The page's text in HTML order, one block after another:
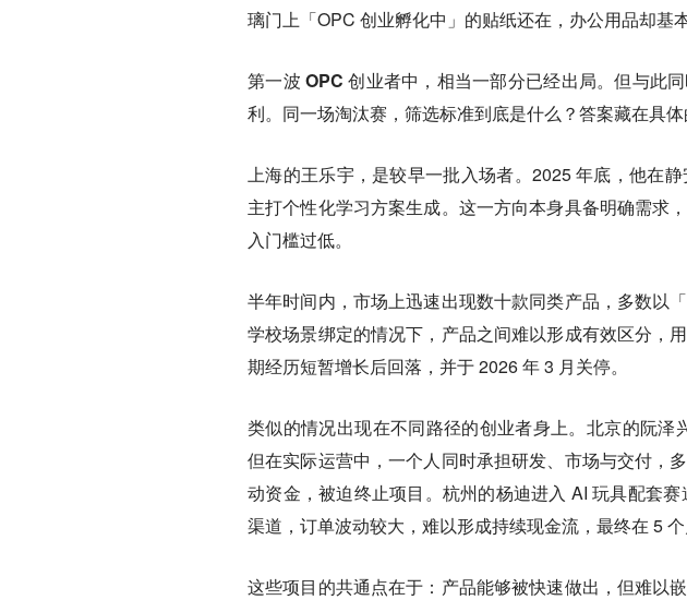
璃门上「OPC 创业孵化中」的贴纸还在，办公用品却基本
第一波 OPC 创业者中，相当一部分已经出局。但与此
利。同一场淘汰赛，筛选标准到底是什么？答案藏在具体
上海的王乐宇，是较早一批入场者。2025 年底，他在
主打个性化学习方案生成。这一方向本身具备明确需求
入门槛过低。
半年时间内， 市场上迅速出现数十款同类产品，多数以
学校场景绑定的情况下，产品之间难以形成有效区分，
期经历短暂增长后回落，并于 2026 年 3 月关停。
类似的情况出现在不同路径的创业者身上。北京的阮泽
但在实际运营中，一个人同时承担研发、市场与交付，
动资金，被迫终止项目。杭州的杨迪进入 AI 玩具配套
渠道，订单波动较大，难以形成持续现金流，最终在 5 个
这些项目的共通点在于：产品能够被快速做出，但难以